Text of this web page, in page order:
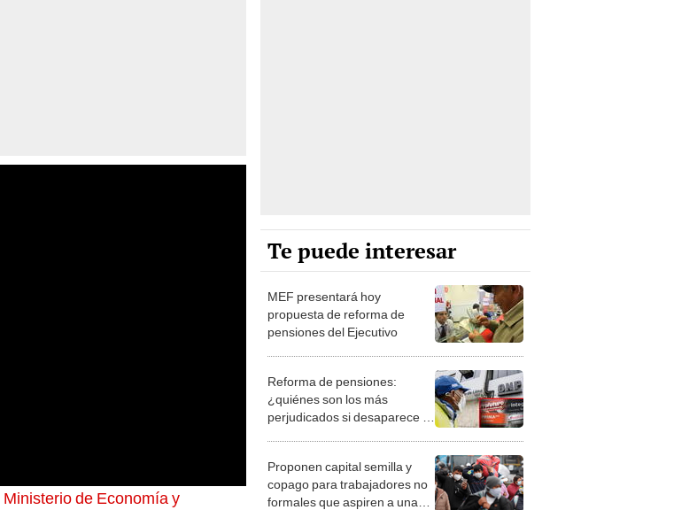
Ministerio de Economía y
Te puede interesar
MEF presentará hoy
propuesta de reforma de
pensiones del Ejecutivo
Reforma de pensiones:
¿quiénes son los más
perjudicados si desaparece el
Proponen capital semilla y
copago para trabajadores no
formales que aspiren a una